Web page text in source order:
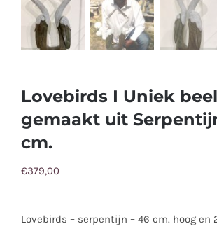
Lovebirds I Uniek
gemaakt uit
cm.
€379,00
Lovebirds – serpentijn – 46 cm. hoog en